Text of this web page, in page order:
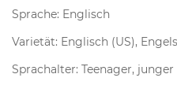
Sprache: Englisch
Varietät: Englisch (US),
Sprachalter: Teenager,